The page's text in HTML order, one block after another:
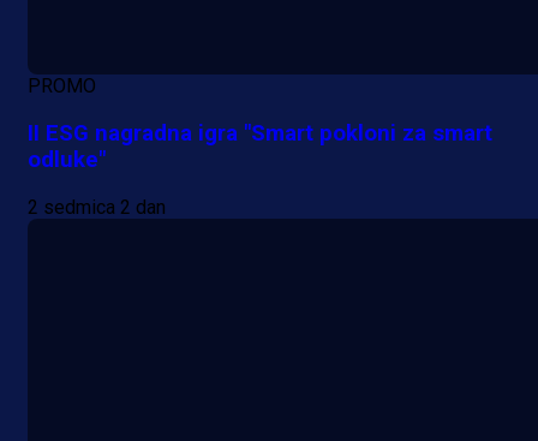
PROMO
II ESG nagradna igra "Smart pokloni za smart
odluke"
2 sedmica 2 dan